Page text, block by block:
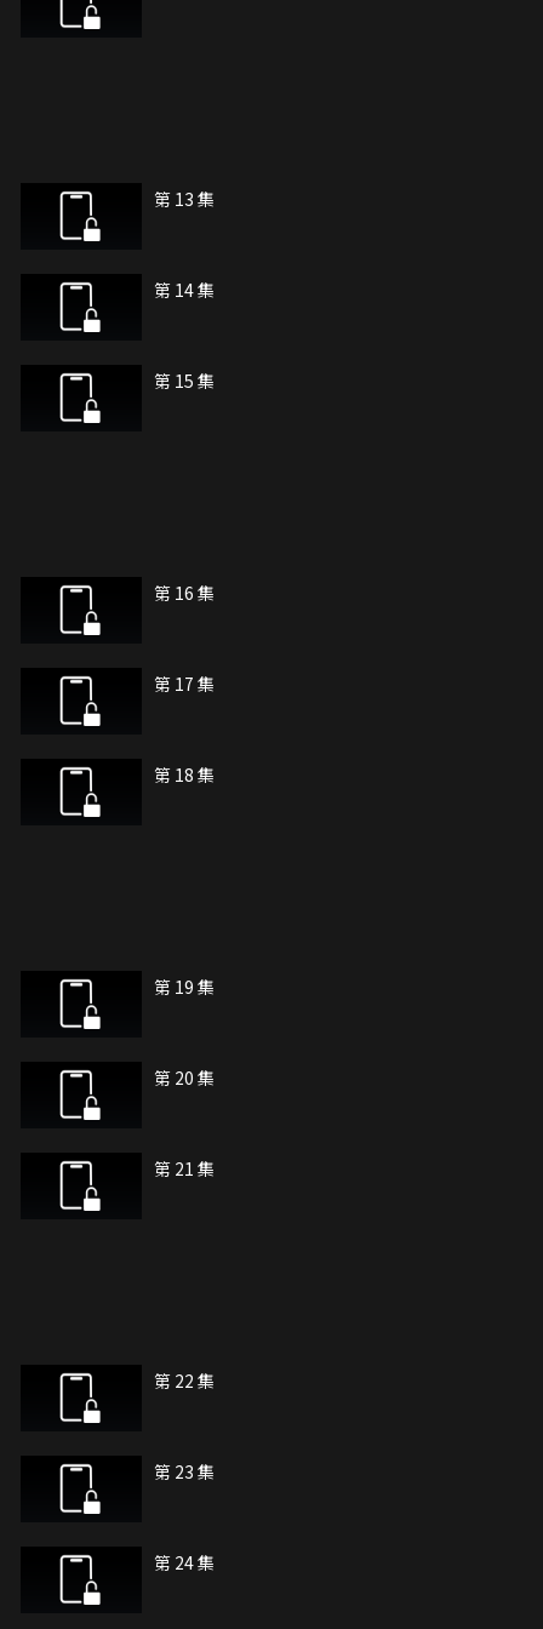
第 13 集
第 14 集
第 15 集
第 16 集
第 17 集
第 18 集
第 19 集
第 20 集
第 21 集
第 22 集
第 23 集
第 24 集